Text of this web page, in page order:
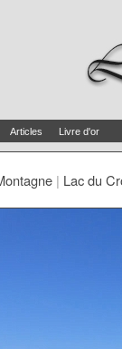
Articles Livre d'or
| Lac du